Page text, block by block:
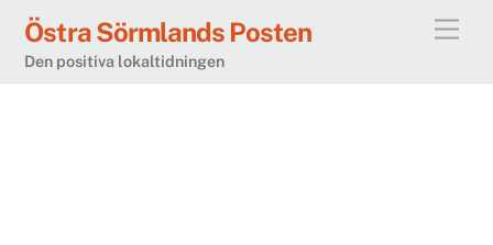
content
Östra Sörmlands Posten
Den positiva lokaltidningen